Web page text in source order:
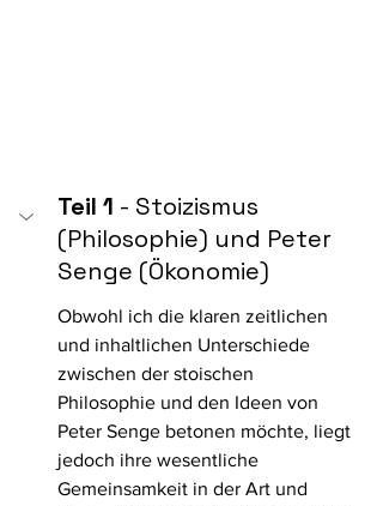
Teil 1 - Stoizismus
(Philosophie) und Peter
Senge (Ökonomie)
Obwohl ich die klaren zeitlichen
und inhaltlichen Unterschiede
zwischen der stoischen
Philosophie und den Ideen von
Peter Senge betonen möchte, liegt
jedoch ihre wesentliche
Gemeinsamkeit in der Art und